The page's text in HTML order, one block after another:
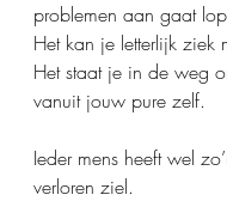
problemen aan gaat
Het kan je letterlijk ziek
Het staat je in de weg
vanuit jouw pure zelf.
Ieder mens heeft wel
verloren ziel.